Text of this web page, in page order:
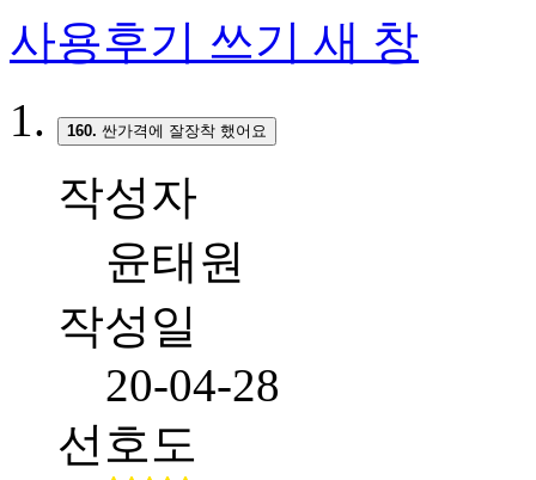
사용후기 쓰기 새 창
160. 싼가격에 잘장착 했어요
작성자
윤태원
작성일
20-04-28
선호도